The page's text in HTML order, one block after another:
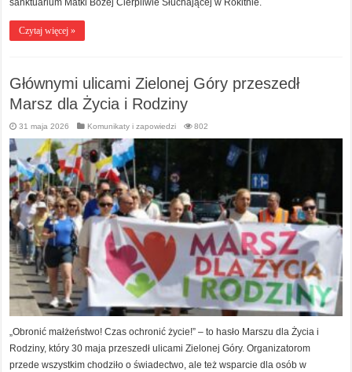
sanktuarium Matki Bożej Cierpliwie Słuchającej w Rokitnie.
Czytaj więcej »
Głównymi ulicami Zielonej Góry przeszedł
Marsz dla Życia i Rodziny
31 maja 2026 Komunikaty i zapowiedzi 802
„Obronić małżeństwo! Czas ochronić życie!” – to hasło Marszu dla Życia i
Rodziny, który 30 maja przeszedł ulicami Zielonej Góry. Organizatorom
przede wszystkim chodziło o świadectwo, ale też wsparcie dla osób w